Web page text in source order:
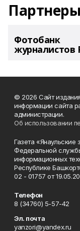
Партнеры
Фотобанк
журналистов
© 2026 Сайт
информации сайта
администрации.
Об использовании
Газета «Янаульские
Федеральной
информационных
Республике
02 - 01757 от
Телефон
8 (34760) 5-57-42
Эл. почта
yanzori@yandex.ru